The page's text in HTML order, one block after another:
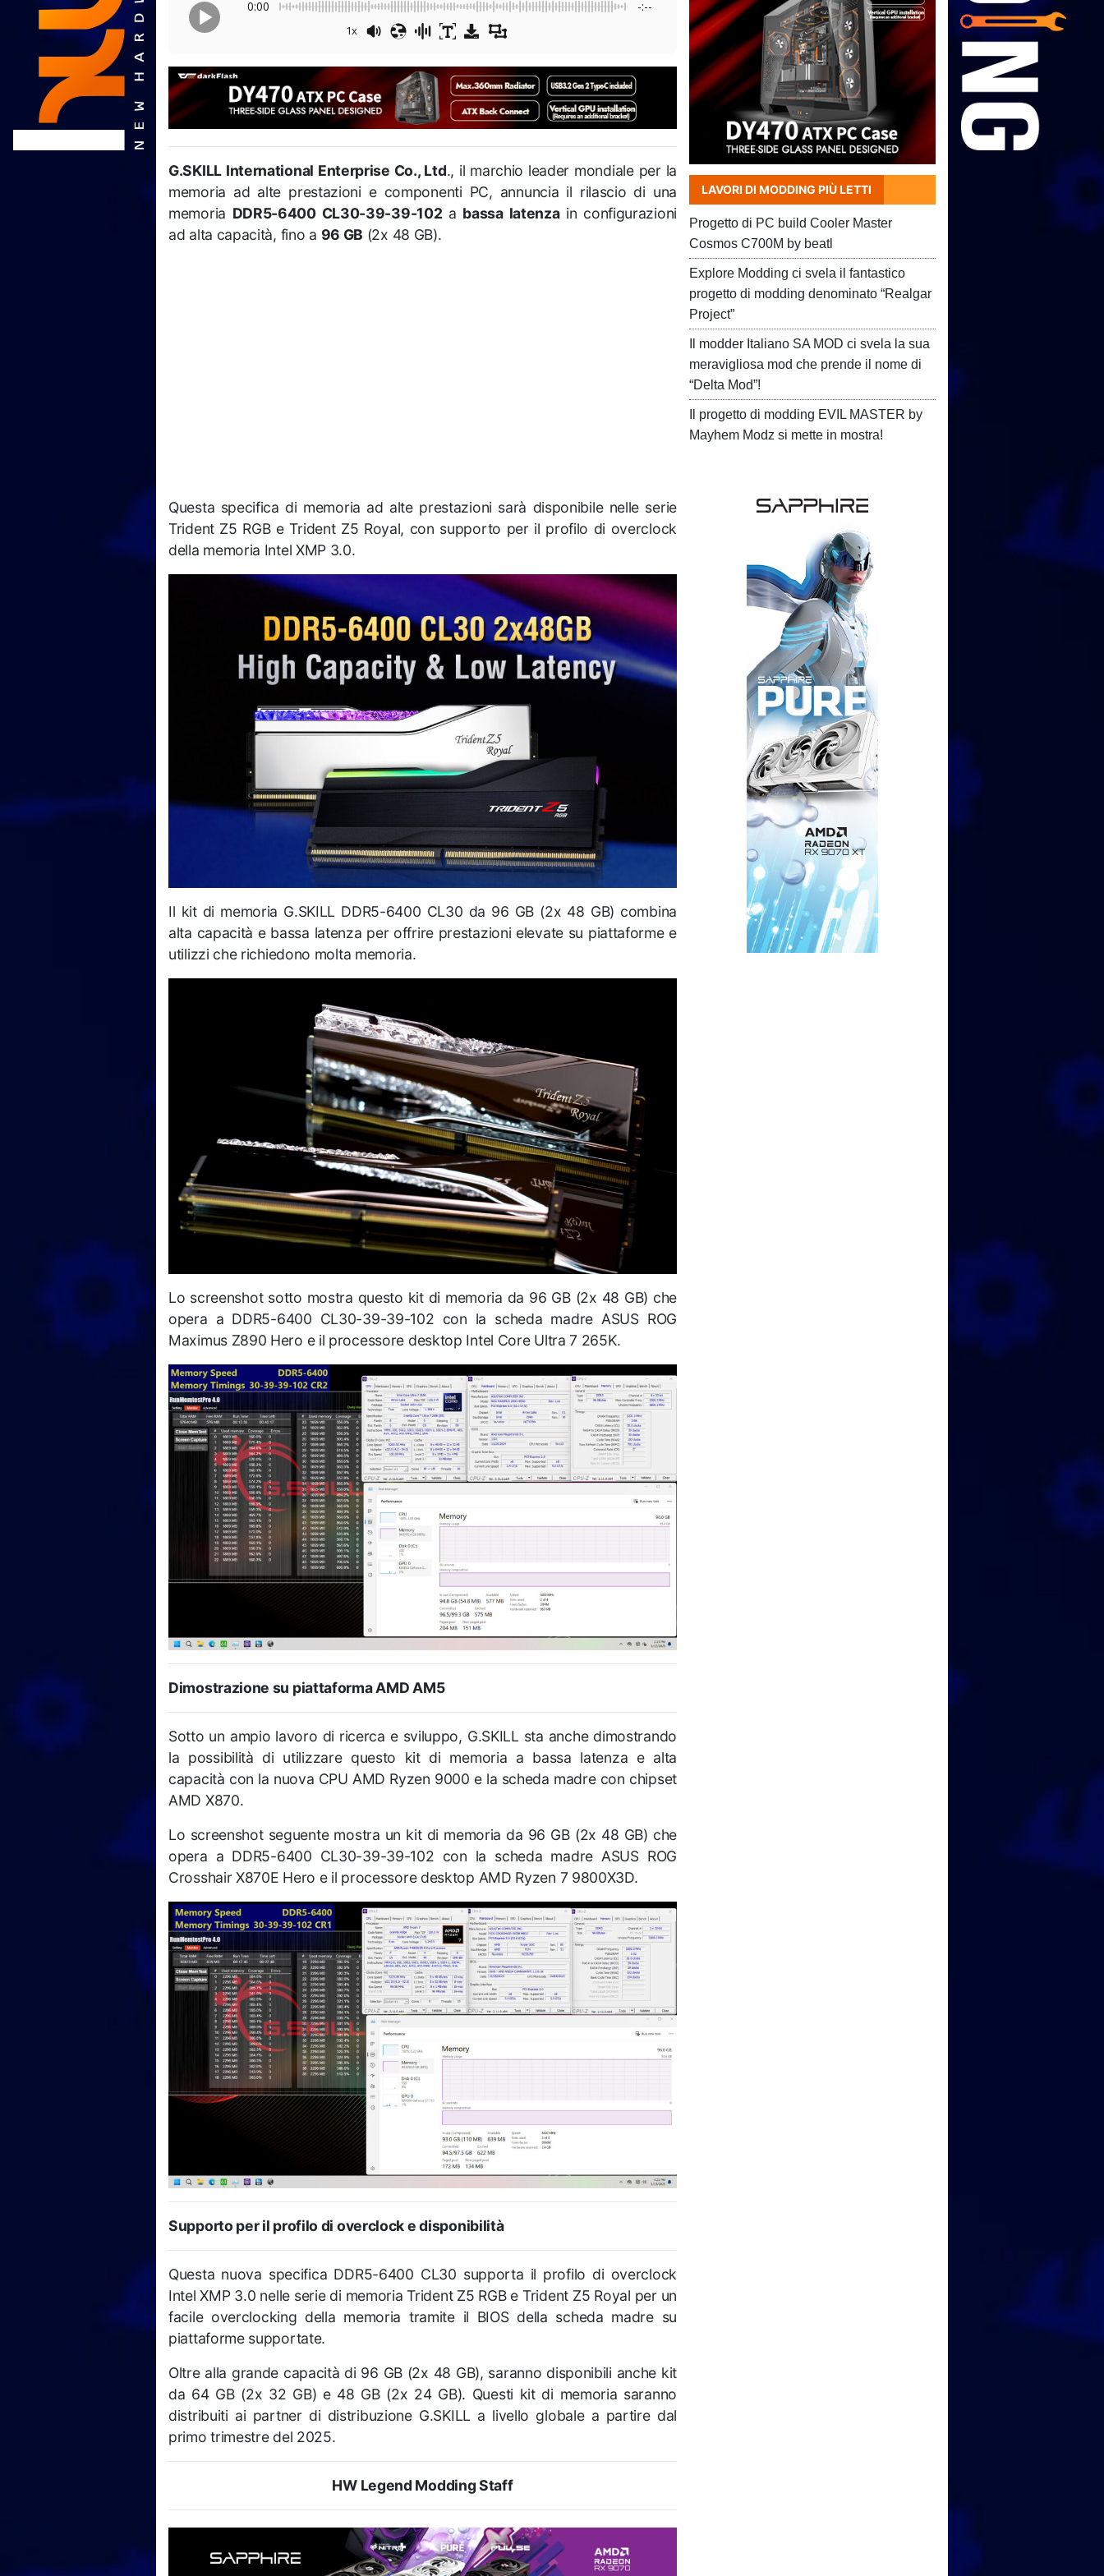
0:00 -:--
1x
G.SKILL International Enterprise Co., Ltd., il marchio leader mondiale per la
memoria ad alte prestazioni e componenti PC, annuncia il rilascio di una
memoria DDR5-6400 CL30-39-39-102a bassa latenzain configurazioni
ad alta capacità, fino a 96 GB (2x 48 GB).
Questa specifica di memoria ad alte prestazioni sarà disponibile nelle serie
Trident Z5 RGB e Trident Z5 Royal, con supporto per il profilo di overclock
della memoria Intel XMP 3.0.
Il kit di memoria G.SKILL DDR5-6400 CL30 da 96 GB (2x 48 GB) combina
alta capacità e bassa latenza per offrire prestazioni elevate su piattaforme e
utilizzi che richiedono molta memoria.
Lo screenshot sotto mostra questo kit di memoria da 96 GB (2x 48 GB) che
opera a DDR5-6400 CL30-39-39-102 con la scheda madre ASUS ROG
Maximus Z890 Hero e il processore desktop Intel Core Ultra 7 265K.
Dimostrazione su piattaforma AMD AM5
Sotto un ampio lavoro di ricerca e sviluppo, G.SKILL sta anche dimostrando
la possibilità di utilizzare questo kit di memoria a bassa latenza e alta
capacità con la nuova CPU AMD Ryzen 9000 e la scheda madre con chipset
AMD X870.
Lo screenshot seguente mostra un kit di memoria da 96 GB (2x 48 GB) che
opera a DDR5-6400 CL30-39-39-102 con la scheda madre ASUS ROG
Crosshair X870E Hero e il processore desktop AMD Ryzen 7 9800X3D.
Supporto per il profilo di overclock e disponibilità
Questa nuova specifica DDR5-6400 CL30 supporta il profilo di overclock
Intel XMP 3.0 nelle serie di memoria Trident Z5 RGB e Trident Z5 Royal per un
facile overclocking della memoria tramite il BIOS della scheda madre su
piattaforme supportate.
Oltre alla grande capacità di 96 GB (2x 48 GB), saranno disponibili anche kit
da 64 GB (2x 32 GB) e 48 GB (2x 24 GB). Questi kit di memoria saranno
distribuiti ai partner di distribuzione G.SKILL a livello globale a partire dal
primo trimestre del 2025.
HW Legend Modding Staff
LAVORI DI MODDING PIÙ LETTI
Progetto di PC build Cooler Master
Cosmos C700M by beatl
Explore Modding ci svela il fantastico
progetto di modding denominato “Realgar
Project”
Il modder Italiano SA MOD ci svela la sua
meravigliosa mod che prende il nome di
“Delta Mod”!
Il progetto di modding EVIL MASTER by
Mayhem Modz si mette in mostra!